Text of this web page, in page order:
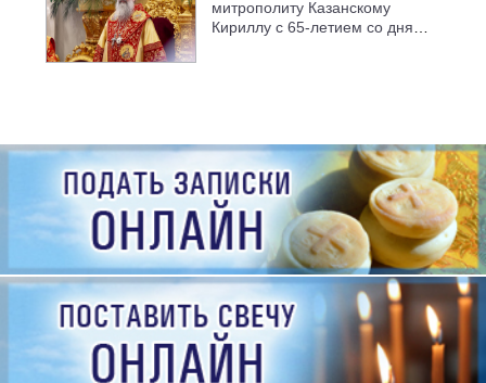
митрополиту Казанскому
Кириллу с 65-летием со дня